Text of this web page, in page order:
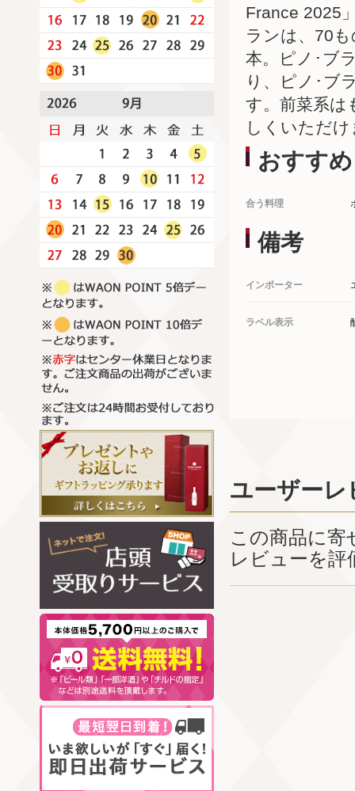
France 2025
ランは、70
本。ピノ･ブ
り、ピノ･ブ
す。前菜系は
しくいただけ
おすすめ
合う料理
備考
インポーター
ラベル表示
ユーザーレ
この商品に
レビューを評